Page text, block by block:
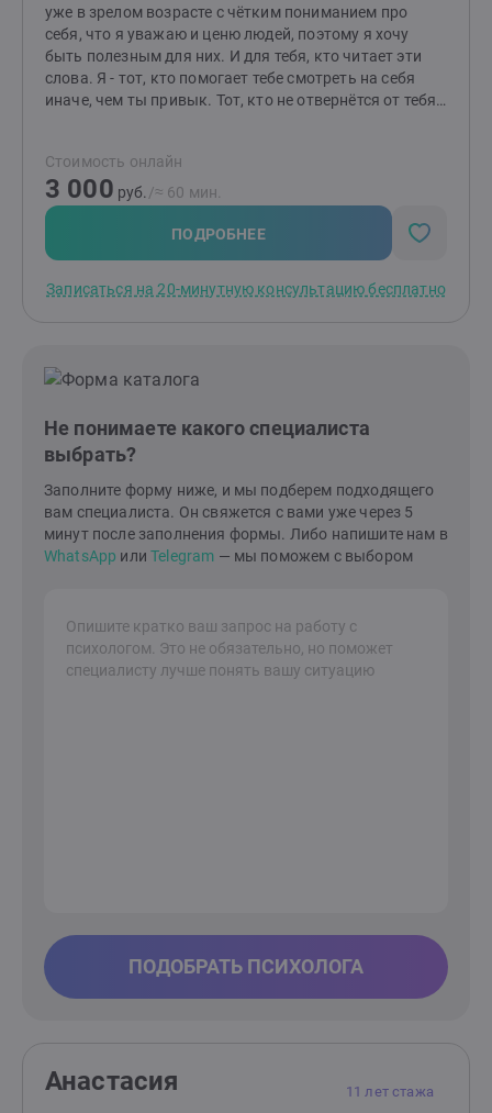
уже в зрелом возрасте с чётким пониманием про
себя, что я уважаю и ценю людей, поэтому я хочу
быть полезным для них. И для тебя, кто читает эти
слова. Я - тот, кто помогает тебе смотреть на себя
иначе, чем ты привык. Тот, кто не отвернётся от тебя
Человек с большой буквы "Ч". Дорогу осилит идущий.
И ты имеешь право идти. Быть может, обратившись
ко мне, ты сможешь идти не так, как ты привык до
знакомства со мной.
Стоимость онлайн
3 000 руб. /≈ 60 мин.
ПОДРОБНЕЕ
Записаться на 20-минутную консультацию бесплатно
Не понимаете какого специалиста
выбрать?
Заполните форму ниже, и мы подберем подходящего
вам специалиста. Он свяжется с вами уже через 5
минут после заполнения формы. Либо напишите нам в
WhatsApp илиTelegram — мы поможем с выбором
ПОДОБРАТЬ ПСИХОЛОГА
11 лет стажа
Анастасия